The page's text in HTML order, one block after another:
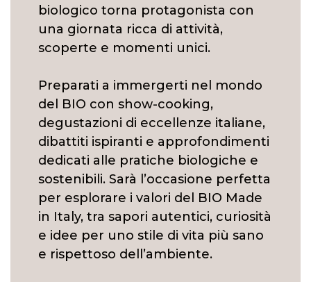
biologico torna protagonista con
una giornata ricca di attività,
scoperte e momenti unici.
Preparati a immergerti nel mondo
del BIO con show-cooking,
degustazioni di eccellenze italiane,
dibattiti ispiranti e approfondimenti
dedicati alle pratiche biologiche e
sostenibili. Sarà l’occasione perfetta
per esplorare i valori del BIO Made
in Italy, tra sapori autentici, curiosità
e idee per uno stile di vita più sano
e rispettoso dell’ambiente.